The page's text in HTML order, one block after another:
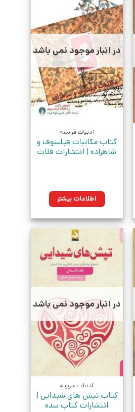
در انبار موجود نمی باشد
ادبیات فرانسه
کتاب مکاتبات فیلسوف و
شاهزاده | انتشارات فلات
اطلاعات بیشتر
در انبار موجود نمی باشد
ادبیات سوریه
کتاب تپش های شیدایی |
انتشارات کتاب سده